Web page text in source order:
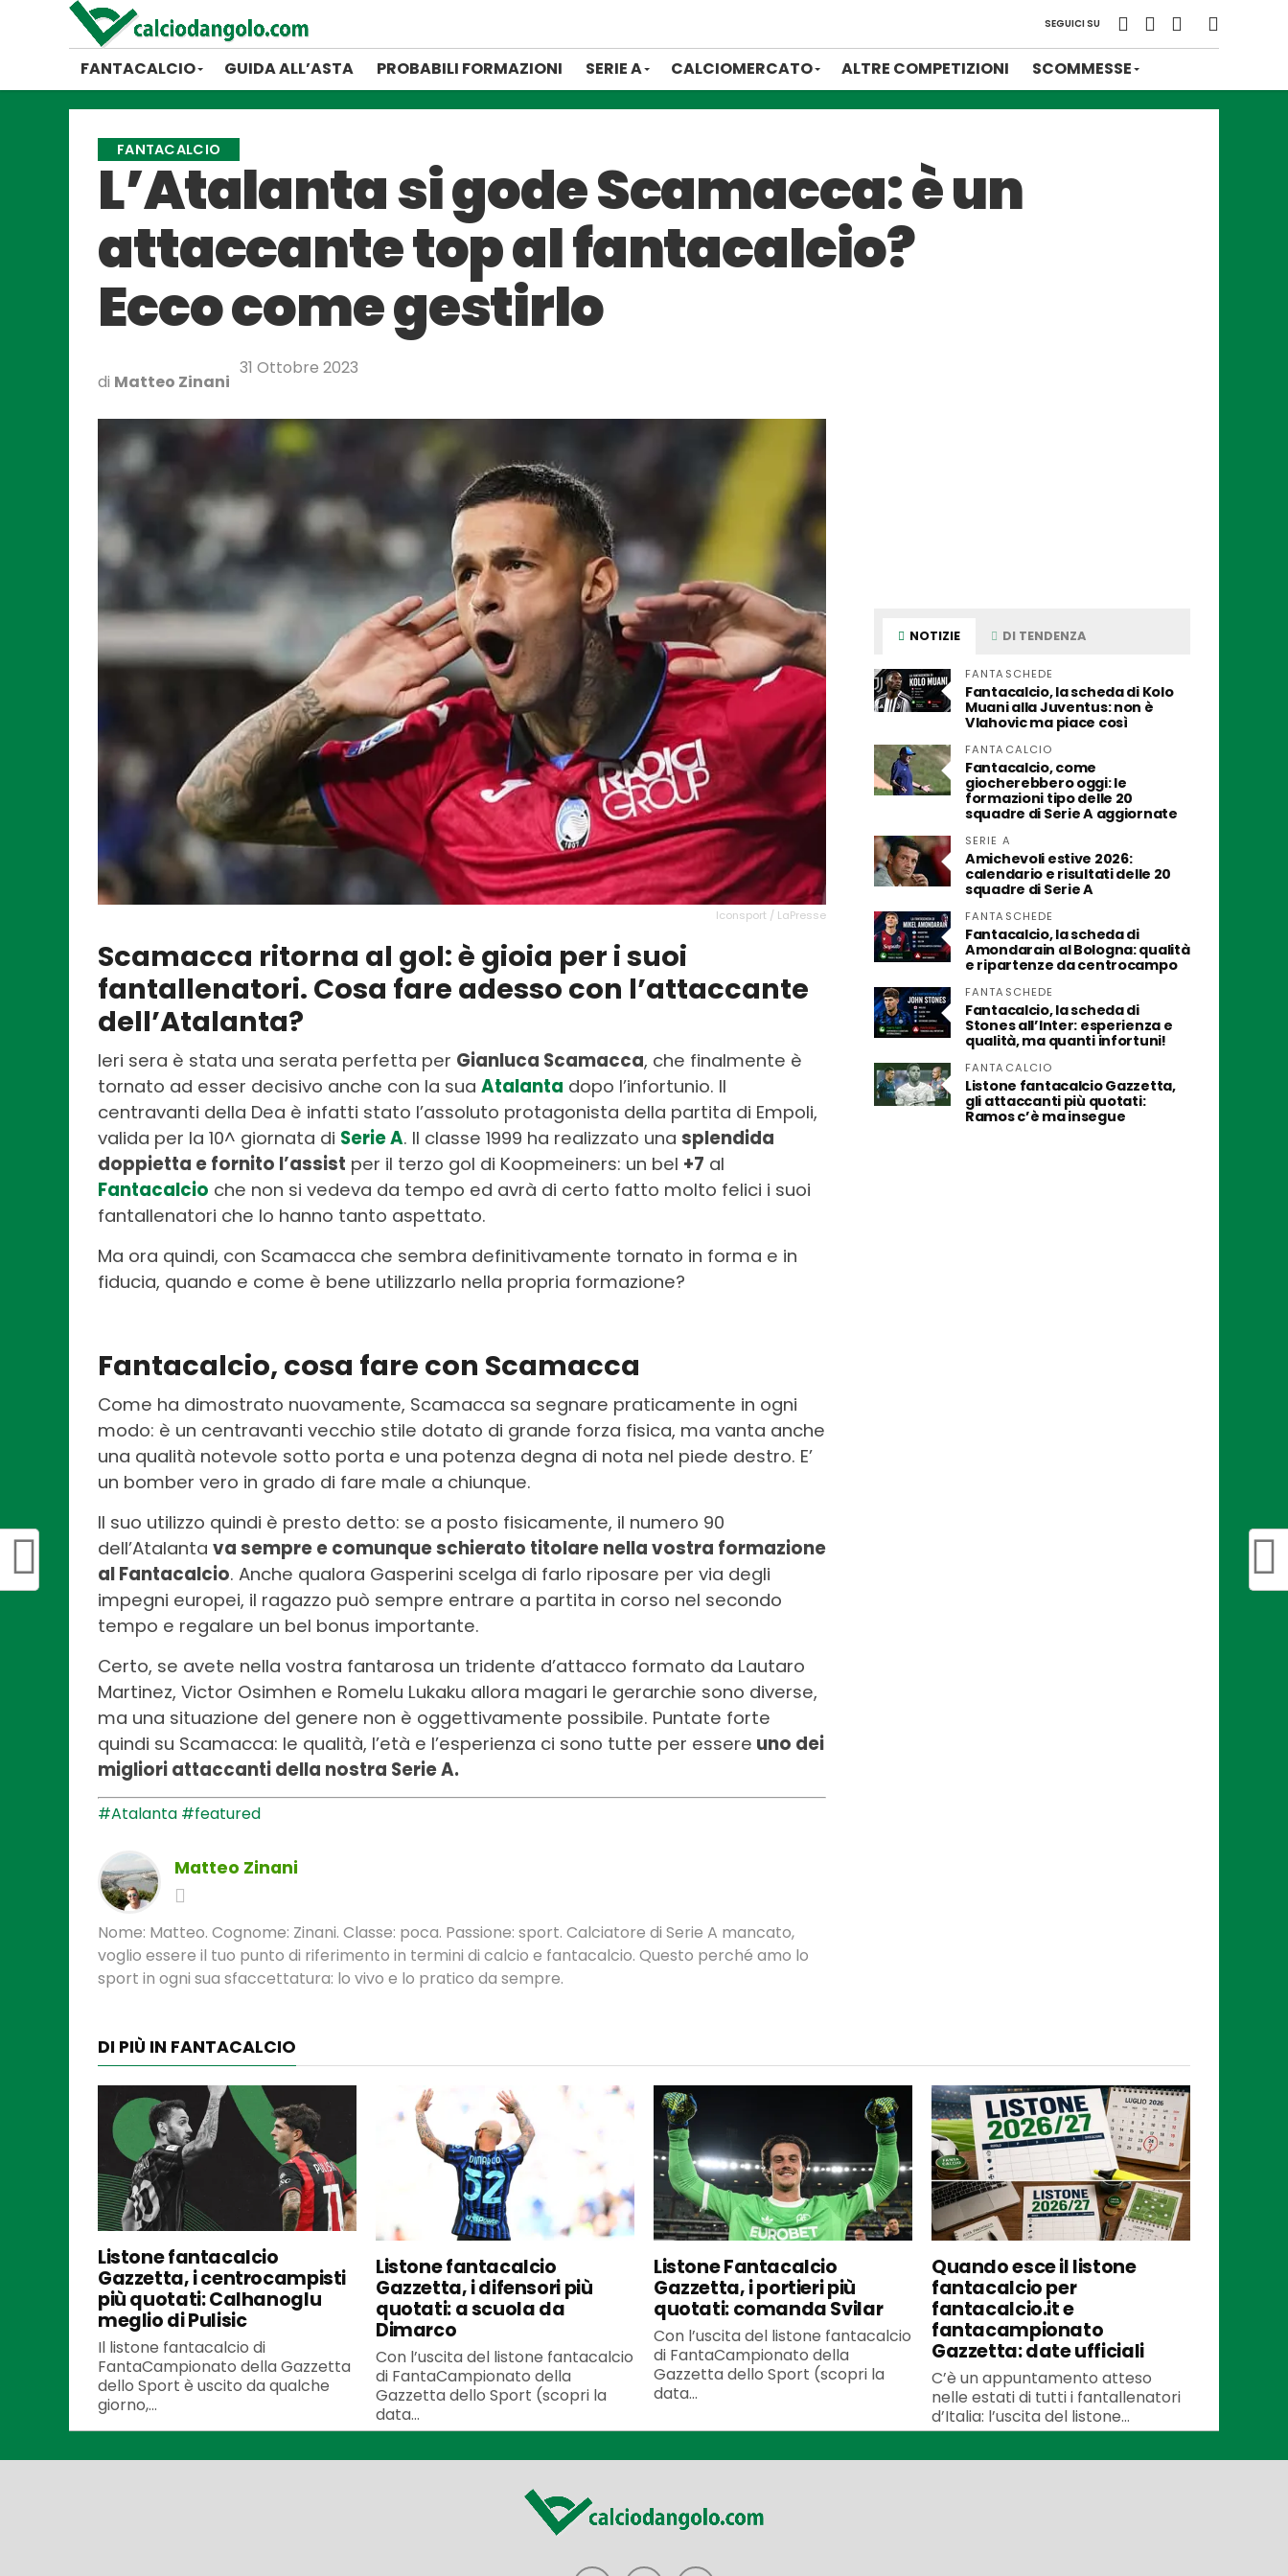
SEGUICI SU
FANTACALCIO GUIDA ALL’ASTA PROBABILI FORMAZIONI SERIE A CALCIOMERCATO ALTRE COMPETIZIONI SCOMMESSE
FANTACALCIO
L’Atalanta si gode Scamacca: è un
attaccante top al fantacalcio?
Ecco come gestirlo
di Matteo Zinani
31 Ottobre 2023
Iconsport / LaPresse
Scamacca ritorna al gol: è gioia per i suoi
fantallenatori. Cosa fare adesso con l’attaccante
dell’Atalanta?
Ieri sera è stata una serata perfetta per Gianluca Scamacca, che finalmente è
tornato ad esser decisivo anche con la sua Atalanta dopo l’infortunio. Il
centravanti della Dea è infatti stato l’assoluto protagonista della partita di Empoli,
valida per la 10^ giornata di Serie A. Il classe 1999 ha realizzato una splendida
doppietta e fornito l’assist per il terzo gol di Koopmeiners: un bel +7 al
Fantacalcio che non si vedeva da tempo ed avrà di certo fatto molto felici i suoi
fantallenatori che lo hanno tanto aspettato.
Ma ora quindi, con Scamacca che sembra definitivamente tornato in forma e in
fiducia, quando e come è bene utilizzarlo nella propria formazione?
Fantacalcio, cosa fare con Scamacca
Come ha dimostrato nuovamente, Scamacca sa segnare praticamente in ogni
modo: è un centravanti vecchio stile dotato di grande forza fisica, ma vanta anche
una qualità notevole sotto porta e una potenza degna di nota nel piede destro. E’
un bomber vero in grado di fare male a chiunque.
Il suo utilizzo quindi è presto detto: se a posto fisicamente, il numero 90
dell’Atalanta va sempre e comunque schierato titolare nella vostra formazione
al Fantacalcio. Anche qualora Gasperini scelga di farlo riposare per via degli
impegni europei, il ragazzo può sempre entrare a partita in corso nel secondo
tempo e regalare un bel bonus importante.
Certo, se avete nella vostra fantarosa un tridente d’attacco formato da Lautaro
Martinez, Victor Osimhen e Romelu Lukaku allora magari le gerarchie sono diverse,
ma una situazione del genere non è oggettivamente possibile. Puntate forte
quindi su Scamacca: le qualità, l’età e l’esperienza ci sono tutte per essere uno dei
migliori attaccanti della nostra Serie A.
#Atalanta #featured
Matteo Zinani
Nome: Matteo. Cognome: Zinani. Classe: poca. Passione: sport. Calciatore di Serie A mancato,
voglio essere il tuo punto di riferimento in termini di calcio e fantacalcio. Questo perché amo lo
sport in ogni sua sfaccettatura: lo vivo e lo pratico da sempre.
NOTIZIE DI TENDENZA
FANTASCHEDE
Fantacalcio, la scheda di Kolo
Muani alla Juventus: non è
Vlahovic ma piace così
FANTACALCIO
Fantacalcio, come
giocherebbero oggi: le
formazioni tipo delle 20
squadre di Serie A aggiornate
SERIE A
Amichevoli estive 2026:
calendario e risultati delle 20
squadre di Serie A
FANTASCHEDE
Fantacalcio, la scheda di
Amondarain al Bologna: qualità
e ripartenze da centrocampo
FANTASCHEDE
Fantacalcio, la scheda di
Stones all’Inter: esperienza e
qualità, ma quanti infortuni!
FANTACALCIO
Listone fantacalcio Gazzetta,
gli attaccanti più quotati:
Ramos c’è ma insegue
DI PIÙ IN FANTACALCIO
Listone fantacalcio
Gazzetta, i centrocampisti
più quotati: Calhanoglu
meglio di Pulisic
Il listone fantacalcio di
FantaCampionato della Gazzetta
dello Sport è uscito da qualche
giorno,...
Listone fantacalcio
Gazzetta, i difensori più
quotati: a scuola da
Dimarco
Con l’uscita del listone fantacalcio
di FantaCampionato della
Gazzetta dello Sport (scopri la
data...
Listone Fantacalcio
Gazzetta, i portieri più
quotati: comanda Svilar
Con l’uscita del listone fantacalcio
di FantaCampionato della
Gazzetta dello Sport (scopri la
data...
Quando esce il listone
fantacalcio per
fantacalcio.it e
fantacampionato
Gazzetta: date ufficiali
C’è un appuntamento atteso
nelle estati di tutti i fantallenatori
d’Italia: l’uscita del listone...